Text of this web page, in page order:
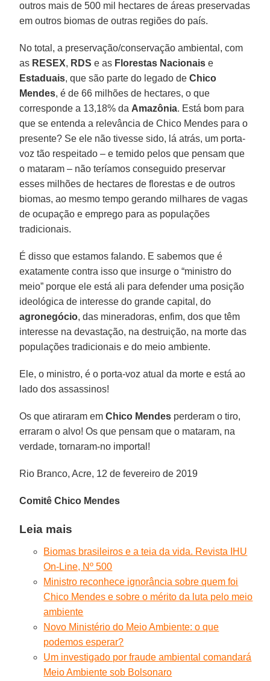
outros mais de 500 mil hectares de áreas preservadas
em outros biomas de outras regiões do país.
No total, a preservação/conservação ambiental, com
as RESEX, RDS e as Florestas Nacionaise
Estaduais, que são parte do legado deChico
Mendes, é de 66 milhões de hectares, o que
corresponde a 13,18% da Amazônia. Está bom para
que se entenda a relevância de Chico Mendes para o
presente? Se ele não tivesse sido, lá atrás, um porta-
voz tão respeitado – e temido pelos que pensam que
o mataram – não teríamos conseguido preservar
esses milhões de hectares de florestas e de outros
biomas, ao mesmo tempo gerando milhares de vagas
de ocupação e emprego para as populações
tradicionais.
É disso que estamos falando. E sabemos que é
exatamente contra isso que insurge o “ministro do
meio” porque ele está ali para defender uma posição
ideológica de interesse do grande capital, do
agronegócio, das mineradoras, enfim, dos que têm
interesse na devastação, na destruição, na morte das
populações tradicionais e do meio ambiente.
Ele, o ministro, é o porta-voz atual da morte e está ao
lado dos assassinos!
Os que atiraram emChico Mendes perderam o tiro,
erraram o alvo! Os que pensam que o mataram, na
verdade, tornaram-no importal!
Rio Branco, Acre, 12 de fevereiro de 2019
Comitê Chico Mendes
Leia mais
Biomas brasileiros e a teia da vida. Revista IHU
On-Line, Nº 500
Ministro reconhece ignorância sobre quem foi
Chico Mendes e sobre o mérito da luta pelo meio
ambiente
Novo Ministério do Meio Ambiente: o que
podemos esperar?
Um investigado por fraude ambiental comandará
Meio Ambiente sob Bolsonaro